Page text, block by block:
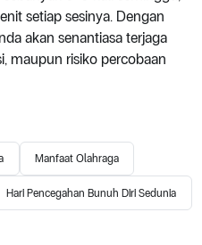
setiap sesinya. Dengan
akan senantiasa terjaga
maupun risiko percobaan
Manfaat Olahraga
Hari Pencegahan Bunuh Diri Sedunia